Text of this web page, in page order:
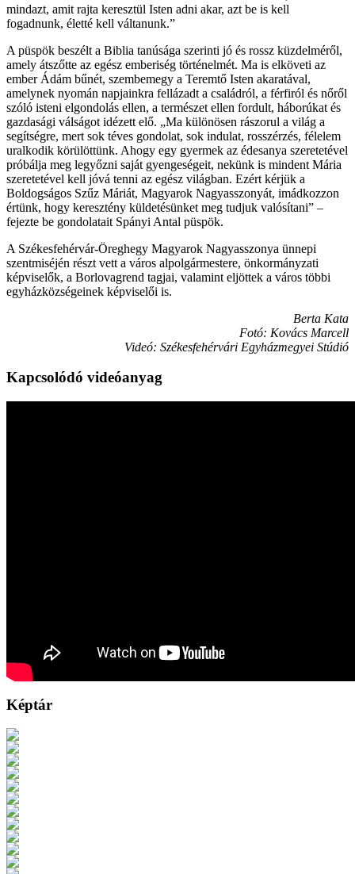
mindazt, amit rajta keresztül Isten adni akar, azt be is kell
fogadnunk, életté kell váltanunk.”
A püspök beszélt a Biblia tanúsága szerinti jó és rossz küzdelméről,
amely átszőtte az egész emberiség történelmét. Ma is elköveti az
ember Ádám bűnét, szembemegy a Teremtő Isten akaratával,
amelynek nyomán napjainkra fellázadt a családról, a férfiról és nőről
szóló isteni elgondolás ellen, a természet ellen fordult, háborúkat és
gazdasági válságot idézett elő. „Ma különösen rászorul a világ a
segítségre, mert sok téves gondolat, sok indulat, rosszérzés, félelem
uralkodik körülöttünk. Ahogy egy gyermek az édesanya szeretetével
próbálja meg legyőzni saját gyengeségeit, nekünk is mindent Mária
szeretetével kell jóvá tenni az egész világban. Ezért kérjük a
Boldogságos Szűz Máriát, Magyarok Nagyasszonyát, imádkozzon
értünk, hogy keresztény küldetésünket meg tudjuk valósítani” –
fejezte be gondolatait Spányi Antal püspök.
A Székesfehérvár-Öreghegy Magyarok Nagyasszonya ünnepi
szentmiséjén részt vett a város alpolgármestere, önkormányzati
képviselők, a Borlovagrend tagjai, valamint eljöttek a város többi
egyházközségeinek képviselői is.
Berta Kata
Fotó: Kovács Marcell
Videó: Székesfehérvári Egyházmegyei Stúdió
Kapcsolódó videóanyag
Képtár